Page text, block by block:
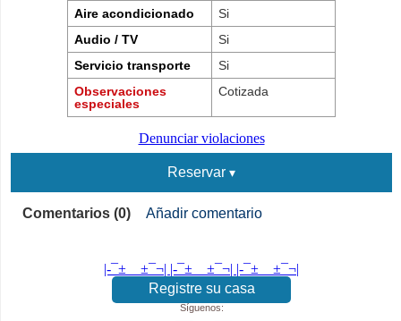
Aire acondicionado
Si
Audio / TV
Si
Servicio transporte
Si
Observaciones
especiales
Cotizada
Denunciar violaciones
Reservar
Comentarios (0) Añadir comentario
|-¯±­__­±¯¬| |-¯±­__­±¯¬| |-¯±­__­±¯¬|
Registre su casa
Síguenos: